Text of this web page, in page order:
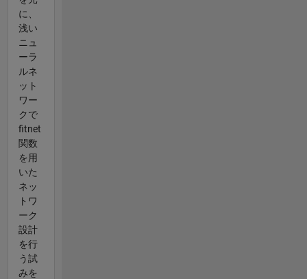
に、
浅い
ニュ
ーラ
ルネ
ット
ワー
クで
fitnet
関数
を用
いた
ネッ
トワ
ーク
設計
を行
う試
みを